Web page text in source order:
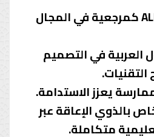
تأكيد دور ALECSO كمرجعية في المجال
العربية في التصميم
يعزز الاستدامة.
بالذوي الإعاقة عبر
متكاملة.